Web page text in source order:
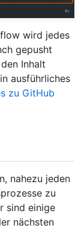
wird jedes
gepusht
Inhalt
ausführliches
zu GitHub
nahezu jeden
zu
sind einige
nächsten